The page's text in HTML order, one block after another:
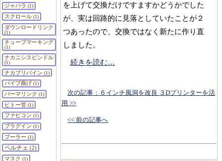
ジャバラ (1)
スクロール(1)
ダウンロードリンク
(1)
チューブマーキング
(1)
ナカニシスピンドル
(1)
ナカプリバイン (1)
パイプ曲げ(1)
パーマリンク (1)
ピトー管(1)
ファビコン (1)
プラグイン (1)
プーラー (1)
ペルチェ (2)
マスク (1)
を上げて交換だけですますかどうかでした
が、実は回路的に見落としていたことが２
つあったので、交換ではなく新たに作り直
しました。
続きを読む…
次の記事：６インチ風洞を改良 ３Dプリンターを活
用 >>
<< 前の記事へ